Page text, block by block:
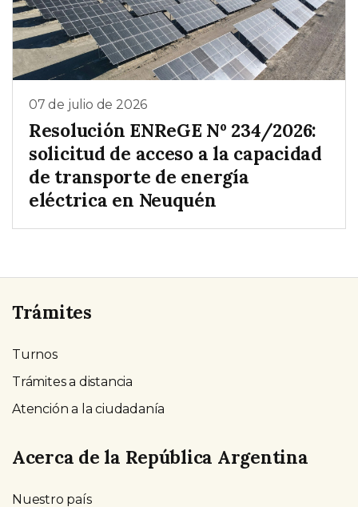
07 de julio de 2026
Resolución ENReGE Nº 234/2026:
solicitud de acceso a la capacidad
de transporte de energía
eléctrica en Neuquén
Trámites
Turnos
Trámites a distancia
Atención a la ciudadanía
Acerca de la República Argentina
Nuestro país